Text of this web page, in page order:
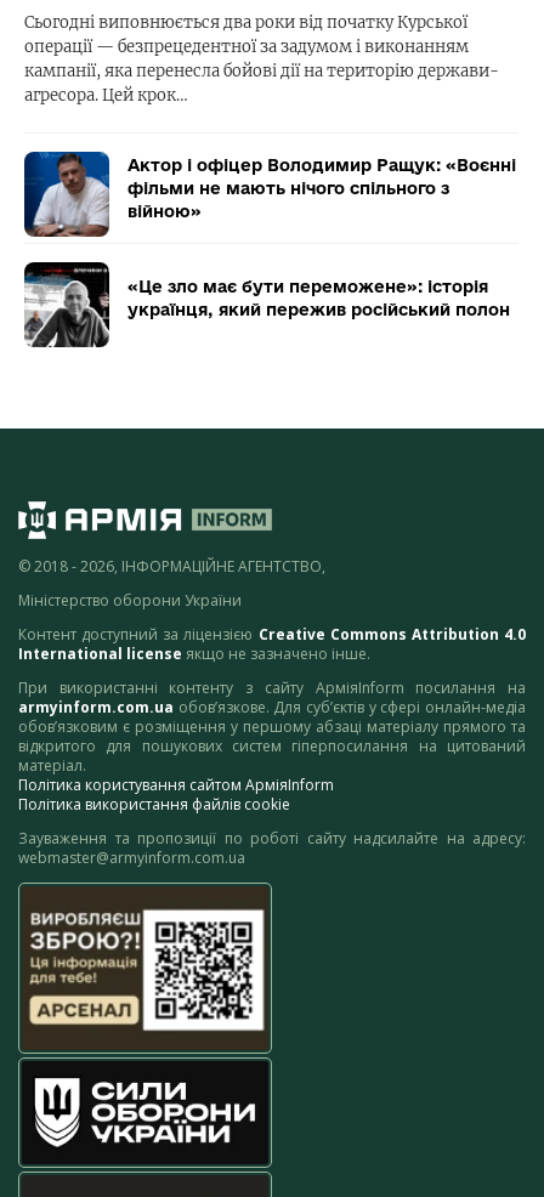
Сьогодні виповнюється два роки від початку Курської
операції — безпрецедентної за задумом і виконанням
кампанії, яка перенесла бойові дії на територію держави-
агресора. Цей крок…
Актор і офіцер Володимир Ращук: «Воєнні
фільми не мають нічого спільного з
війною»
«Це зло має бути переможене»: історія
українця, який пережив російський полон
© 2018 - 2026, ІНФОРМАЦІЙНЕ АГЕНТСТВО,
Міністерство оборони України
Контент доступний за ліцензією Creative Commons Attribution 4.0
International license якщо не зазначено інше.
При використанні контенту з сайту АрміяInform посилання на
armyinform.com.ua обов’язкове. Для суб’єктів у сфері онлайн-медіа
обов’язковим є розміщення у першому абзаці матеріалу прямого та
відкритого для пошукових систем гіперпосилання на цитований
матеріал.
Політика користування сайтом АрміяInform
Політика використання файлів cookie
Зауваження та пропозиції по роботі сайту надсилайте на адресу:
webmaster@armyinform.com.ua